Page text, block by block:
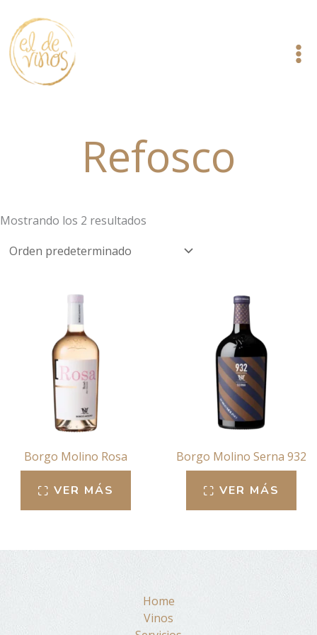
contenido
Refosco
Mostrando los 2 resultados
Borgo Molino Rosa
VER MÁS
Borgo Molino Serna 932
VER MÁS
Home
Vinos